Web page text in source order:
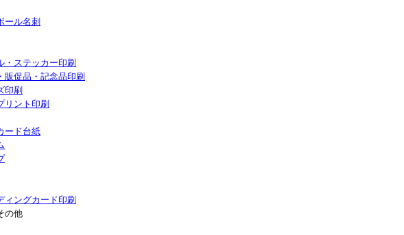
ール名刺
・ステッカー印刷
販促品・記念品印刷
印刷
リント印刷
ード台紙
ィングカード印刷
の他